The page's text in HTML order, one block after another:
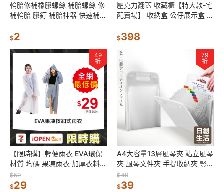
輪胎修補橡膠螺絲 補胎螺絲 修
補輪胎 膠釘 補胎神器 快速補胎
補胎肉條
$2
壓克力翻蓋 收藏櫃【特大款-宅
配賣場】 收納盒 公仔展示盒 透
盒
$398
49
折
【限時購】輕便雨衣 EVA環保
材質 均碼 果凍雨衣 加厚衣料
透明雨衣 防風衣 可重複使用 雨
具 灰色雨衣 日創生活
$59
$29
79
折
A4大容量13層風琴夾 站立風琴
夾 風琴文件夾 手提收納夾 豎立
資料夾 文件包 風琴包 考卷收納
$49
$39